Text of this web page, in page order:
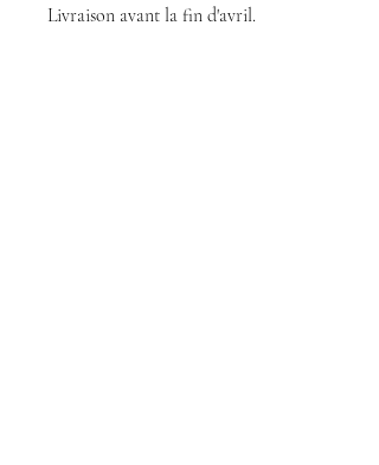
Livraison avant la fin d'avril.